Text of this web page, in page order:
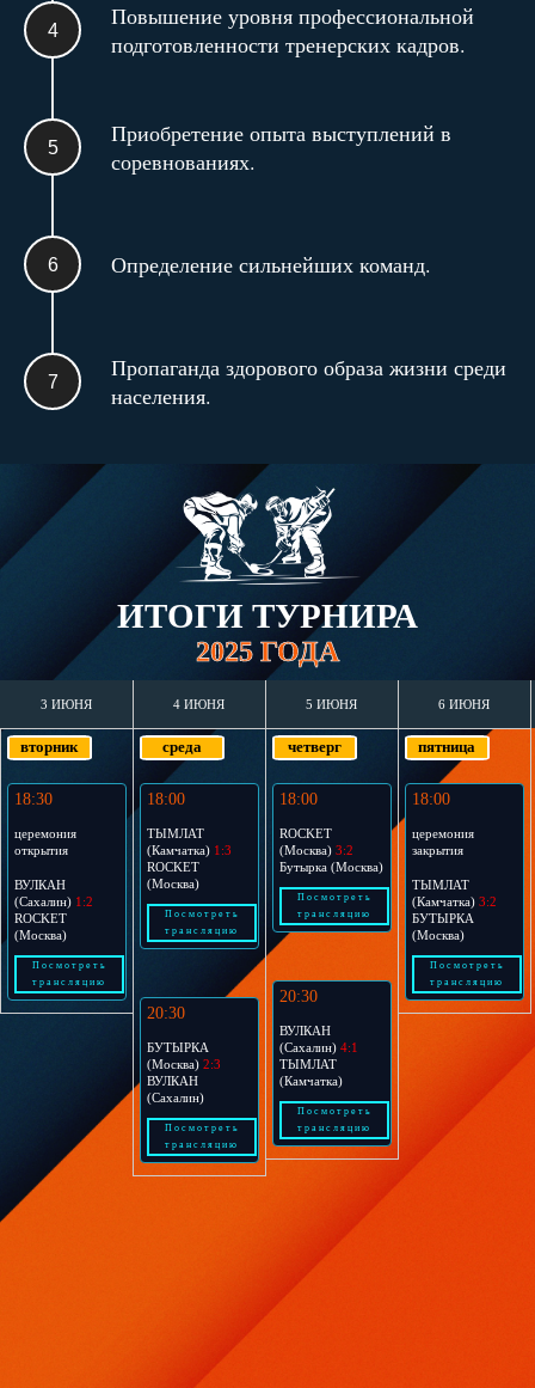
Повышение уровня профессиональной
подготовленности тренерских кадров.
Приобретение опыта выступлений в
соревнованиях.
Определение сильнейших команд.
Пропаганда здорового образа жизни среди
населения.
ИТОГИ ТУРНИРА
2025 ГОДА
3 ИЮНЯ 4 ИЮНЯ 5 ИЮНЯ 6 ИЮНЯ
вторник
18:30
церемония
открытия
ВУЛКАН
(Сахалин) 1:2
ROCKET
(Москва)
Посмотреть
трансляцию
среда
18:00
ТЫМЛАТ
(Камчатка) 1:3
ROCKET
(Москва)
Посмотреть
трансляцию
20:30
БУТЫРКА
(Москва) 2:3
ВУЛКАН
(Сахалин)
Посмотреть
трансляцию
четверг
18:00
ROCKET
(Москва) 3:2
Бутырка (Москва)
Посмотреть
трансляцию
20:30
ВУЛКАН
(Сахалин) 4:1
ТЫМЛАТ
(Камчатка)
Посмотреть
трансляцию
пятница
18:00
церемония
закрытия
ТЫМЛАТ
(Камчатка) 3:2
БУТЫРКА
(Москва)
Посмотреть
трансляцию